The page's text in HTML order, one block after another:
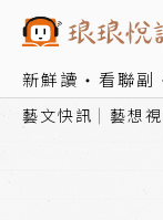
新鮮讀 看聯副
藝文快訊 藝想